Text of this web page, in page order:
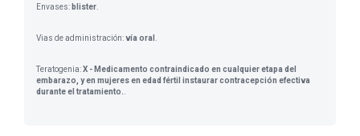
Envases: blister
Vias de administración:vía oral
Teratogenia:X - Medicamento contraindicado en cualquier etapa del
embarazo, y en mujeres en edad fértil instaurar contracepción efectiva
durante el tratamiento.